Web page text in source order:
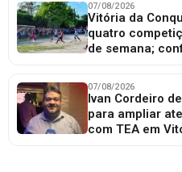
07/08/2026
Vitória da
quatro
de semana;
07/08/2026
Ivan Cordeiro
para ampliar
com TEA em